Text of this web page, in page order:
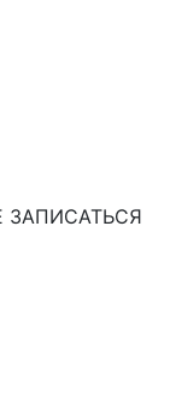
ЗАПИСАТЬСЯ